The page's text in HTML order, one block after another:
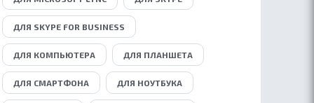
ДЛЯ SKYPE FOR BUSINESS
ДЛЯ КОМПЬЮТЕРА ДЛЯ ПЛАНШЕТА
ДЛЯ СМАРТФОНА ДЛЯ НОУТБУКА